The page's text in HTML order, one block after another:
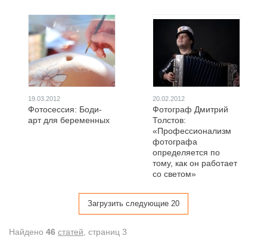
19.03.2012
Фотосессия: Боди-
арт для беременных
20.02.2012
Фотограф Дмитрий
Толстов:
«Профессионализм
фотографа
определяется по
тому, как он работает
со светом»
Загрузить следующие 20
Найдено 46 статей , cтраниц 3